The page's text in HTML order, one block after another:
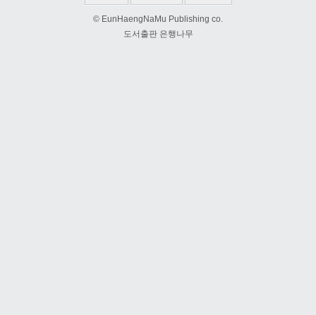
© EunHaengNaMu Publishing co.
도서출판 은행나무